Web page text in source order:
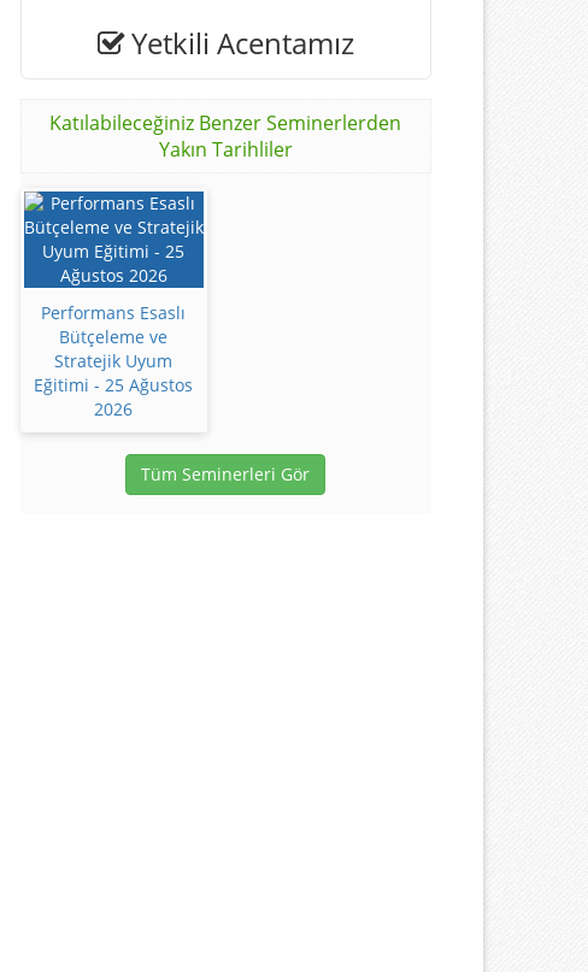
Yetkili Acentamız
Katılabileceğiniz Benzer Seminerlerden
Yakın Tarihliler
Performans Esaslı
Bütçeleme ve
Stratejik Uyum
Eğitimi - 25 Ağustos
2026
Tüm Seminerleri Gör